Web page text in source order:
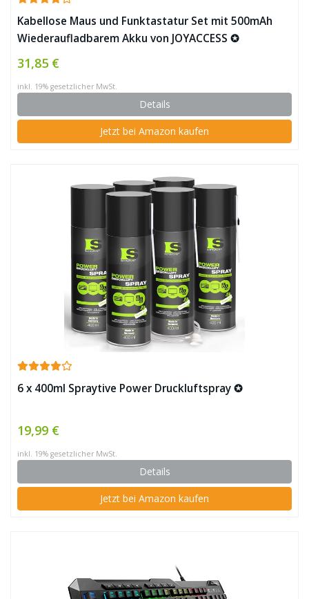
Kabellose Maus und Funktastatur Set mit 500mAh
Wiederaufladbarem Akku von JOYACCESS ✪
31,85 €
inkl. 19% gesetzlicher MwSt.
Details
Jetzt bei Amazon kaufen
6 x 400ml Spraytive Power Druckluftspray ✪
19,99 €
inkl. 19% gesetzlicher MwSt.
Details
Jetzt bei Amazon kaufen